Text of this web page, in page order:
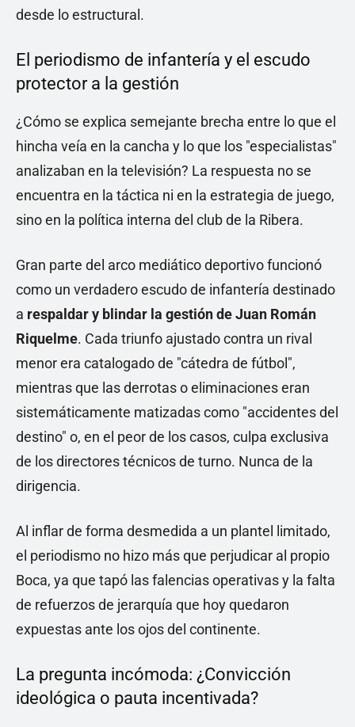
desde lo estructural.
El periodismo de infantería y el escudo
protector a la gestión
¿Cómo se explica semejante brecha entre lo que el
hincha veía en la cancha y lo que los "especialistas"
analizaban en la televisión? La respuesta no se
encuentra en la táctica ni en la estrategia de juego,
sino en la política interna del club de la Ribera.
Gran parte del arco mediático deportivo funcionó
como un verdadero escudo de infantería destinado
a respaldar y blindar la gestión de Juan Román
Riquelme. Cada triunfo ajustado contra un rival
menor era catalogado de "cátedra de fútbol",
mientras que las derrotas o eliminaciones eran
sistemáticamente matizadas como "accidentes del
destino" o, en el peor de los casos, culpa exclusiva
de los directores técnicos de turno. Nunca de la
dirigencia.
Al inflar de forma desmedida a un plantel limitado,
el periodismo no hizo más que perjudicar al propio
Boca, ya que tapó las falencias operativas y la falta
de refuerzos de jerarquía que hoy quedaron
expuestas ante los ojos del continente.
La pregunta incómoda: ¿Convicción
ideológica o pauta incentivada?